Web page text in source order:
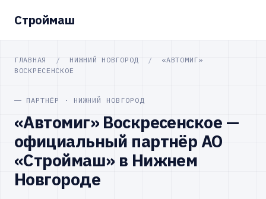
Строймаш
ГЛАВНАЯ / НИЖНИЙ НОВГОРОД /
«АВТОМИГ»
ВОСКРЕСЕНСКОЕ
ПАРТНЁР · НИЖНИЙ НОВГОРОД
«Автомиг» Воскресенское —
официальный партнёр АО
«Строймаш» в Нижнем
Новгороде